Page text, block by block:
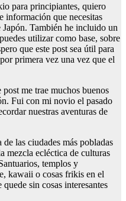
para principiantes, quiero
información que necesitas
Japón. También he incluido un
utilizar como base, sobre
que este post sea útil para
primera vez una vez que el
me trae muchos buenos
Fui con mi novio el pasado
nuestras aventuras de
las ciudades más pobladas
mezcla ecléctica de culturas
templos y
kawaii o cosas frikis en el
sin cosas interesantes